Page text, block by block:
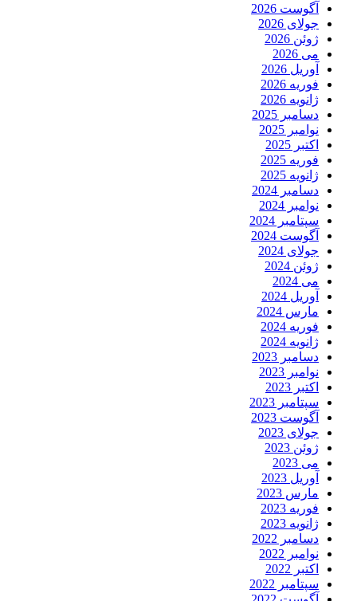
آگوست 2026
جولای 2026
ژوئن 2026
می 2026
آوریل 2026
فوریه 2026
ژانویه 2026
دسامبر 2025
نوامبر 2025
اکتبر 2025
فوریه 2025
ژانویه 2025
دسامبر 2024
نوامبر 2024
سپتامبر 2024
آگوست 2024
جولای 2024
ژوئن 2024
می 2024
آوریل 2024
مارس 2024
فوریه 2024
ژانویه 2024
دسامبر 2023
نوامبر 2023
اکتبر 2023
سپتامبر 2023
آگوست 2023
جولای 2023
ژوئن 2023
می 2023
آوریل 2023
مارس 2023
فوریه 2023
ژانویه 2023
دسامبر 2022
نوامبر 2022
اکتبر 2022
سپتامبر 2022